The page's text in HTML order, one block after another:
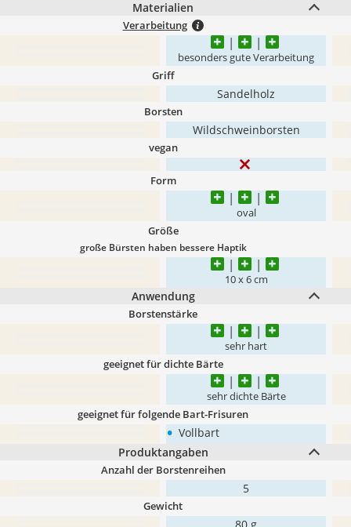
Materialien
Verarbeitung
besonders gute Verarbeitung
Griff
Sandelholz
Borsten
Wildschweinborsten
vegan
Form
oval
Größe
große Bürsten haben bessere Haptik
10 x 6 cm
Anwendung
Borstenstärke
sehr hart
geeignet für dichte Bärte
sehr dichte Bärte
geeignet für folgende Bart-Frisuren
• Vollbart
Produktangaben
Anzahl der Borstenreihen
5
Gewicht